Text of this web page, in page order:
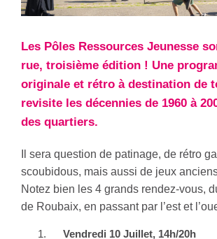
Les Pôles Ressources Jeunesse
rue, troisième édition ! Une
originale et rétro à destination de
revisite les décennies de 1960 à
des quartiers.
Il sera question de patinage, de rétro
scoubidous, mais aussi de jeux
Notez bien les 4 grands rendez-vous,
de Roubaix, en passant par l’est et
Vendredi 10 Juillet, 14h/20h